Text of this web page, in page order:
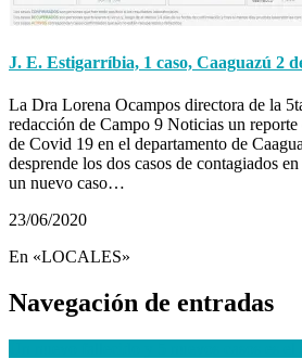
J. E. Estigarríbia, 1 caso, Caaguazú 2
La Dra Lorena Ocampos directora de la
redacción de Campo 9 Noticias un reporte
de Covid 19 en el departamento de
desprende los dos casos de contagiados
un nuevo caso…
23/06/2020
En «LOCALES»
Navegación de entradas